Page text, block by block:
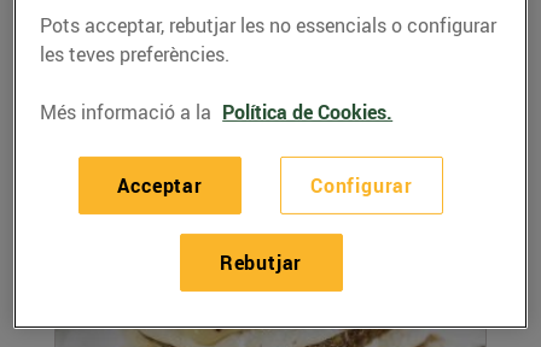
Ingredients per a 4 persones: 300 g d’arròs llarg
1 manat d’espàrrecs verds 1 manat d’alls...
Pots acceptar, rebutjar les no essencials o configurar
les teves preferències.
Més informació a la Política de Cookies.
Configurar
Rebutjar
Acceptar